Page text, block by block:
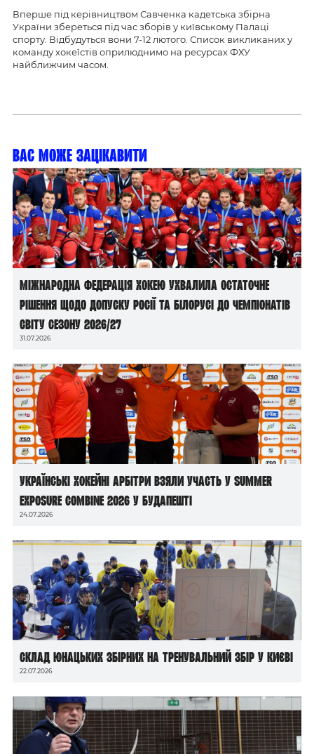
Вперше під керівництвом Савченка кадетська збірна
України збереться під час зборів у київському Палаці
спорту. Відбудуться вони 7-12 лютого. Список викликаних у
команду хокеїстів оприлюднимо на ресурсах ФХУ
найближчим часом.
Вас може зацікавити
Міжнародна федерація хокею ухвалила остаточне
рішення щодо допуску росії та білорусі до чемпіонатів
світу сезону 2026/27
31.07.2026
Українські хокейні арбітри взяли участь у Summer
Exposure Combine 2026 у Будапешті
24.07.2026
Склад юнацьких збірних на тренувальний збір у Києві
22.07.2026